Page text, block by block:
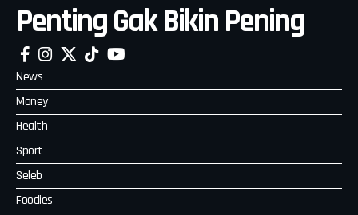
Penting Gak Bikin Pening
News
Money
Health
Sport
Seleb
Foodies